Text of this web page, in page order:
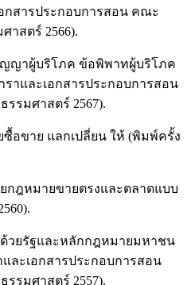
กสารประกอบการสอน คณะ
าสตร์ 2566).
ญาผู้บริโภค ข้อพิพาทผู้บริโภค
าและเอกสารประกอบการสอน
รมศาสตร์ 2567).
ซื้อขาย แลกเปลี่ยน ให้ (พิมพ์ครั้ง
กฎหมายขายตรงและตลาดแบบ
วยรัฐและหลักกฎหมายมหาชน
ละเอกสารประกอบการสอน
รมศาสตร์ 2557).